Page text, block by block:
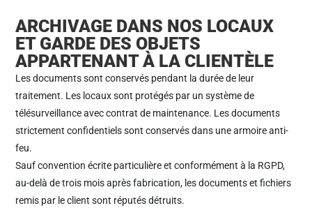
ARCHIVAGE DANS NOS LOCAUX
ET GARDE DES OBJETS
APPARTENANT À LA CLIENTÈLE
Les documents sont conservés pendant la durée de leur
traitement. Les locaux sont protégés par un système de
télésurveillance avec contrat de maintenance. Les documents
strictement confidentiels sont conservés dans une armoire anti-
feu.
Sauf convention écrite particulière et conformément à la RGPD,
au-delà de trois mois après fabrication, les documents et fichiers
remis par le client sont réputés détruits.